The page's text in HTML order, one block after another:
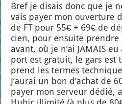
Bref je disais donc que je
vais payer mon ouver­ture
de FT pour 55€ + 69€ de
cien, pour ensuite prendre
avant, où je n’ai JAMAIS
port est gra­tuit, le gars est
prend les termes
J’aurai un bon d’achat de
payer mon ser­veur dédié,